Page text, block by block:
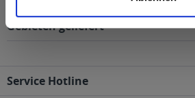
Gebieten geliefert
Service Hotline